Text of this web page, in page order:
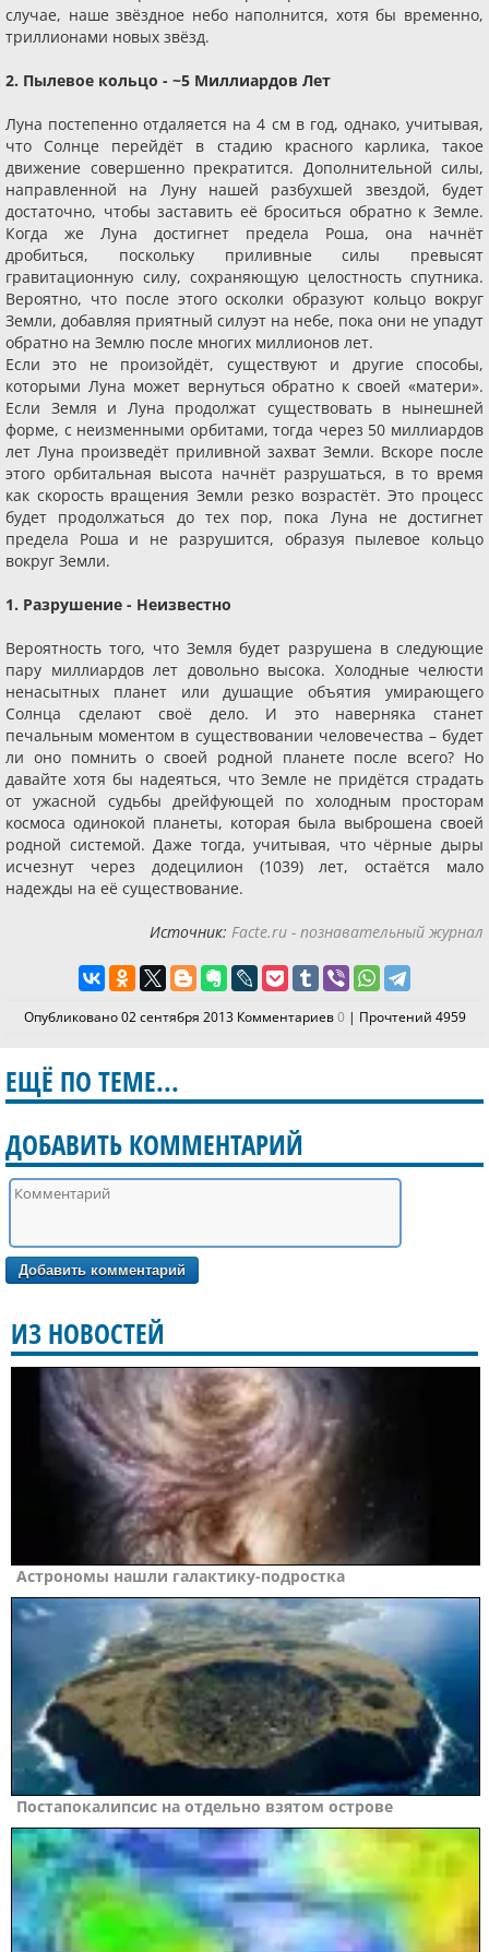
случае, наше звёздное небо наполнится, хотя бы временно,
триллионами новых звёзд.
2. Пылевое кольцо - ~5 Миллиардов Лет
Луна постепенно отдаляется на 4 см в год, однако, учитывая,
что Солнце перейдёт в стадию красного карлика, такое
движение совершенно прекратится. Дополнительной силы,
направленной на Луну нашей разбухшей звездой, будет
достаточно, чтобы заставить её броситься обратно к Земле.
Когда же Луна достигнет предела Роша, она начнёт
дробиться, поскольку приливные силы превысят
гравитационную силу, сохраняющую целостность спутника.
Вероятно, что после этого осколки образуют кольцо вокруг
Земли, добавляя приятный силуэт на небе, пока они не упадут
обратно на Землю после многих миллионов лет.
Если это не произойдёт, существуют и другие способы,
которыми Луна может вернуться обратно к своей «матери».
Если Земля и Луна продолжат существовать в нынешней
форме, с неизменными орбитами, тогда через 50 миллиардов
лет Луна произведёт приливной захват Земли. Вскоре после
этого орбитальная высота начнёт разрушаться, в то время
как скорость вращения Земли резко возрастёт. Это процесс
будет продолжаться до тех пор, пока Луна не достигнет
предела Роша и не разрушится, образуя пылевое кольцо
вокруг Земли.
1. Разрушение - Неизвестно
Вероятность того, что Земля будет разрушена в следующие
пару миллиардов лет довольно высока. Холодные челюсти
ненасытных планет или душащие объятия умирающего
Солнца сделают своё дело. И это наверняка станет
печальным моментом в существовании человечества – будет
ли оно помнить о своей родной планете после всего? Но
давайте хотя бы надеяться, что Земле не придётся страдать
от ужасной судьбы дрейфующей по холодным просторам
космоса одинокой планеты, которая была выброшена своей
родной системой. Даже тогда, учитывая, что чёрные дыры
исчезнут через додецилион (1039) лет, остаётся мало
надежды на её существование.
Источник: Facte.ru - познавательный журнал
Опубликовано 02 сентября 2013 Комментариев0| Прочтений 4959
ЕЩЁ ПО ТЕМЕ...
ДОБАВИТЬ КОММЕНТАРИЙ
ИЗ НОВОСТЕЙ
Астрономы нашли галактику-подростка
Постапокалипсис на отдельно взятом острове